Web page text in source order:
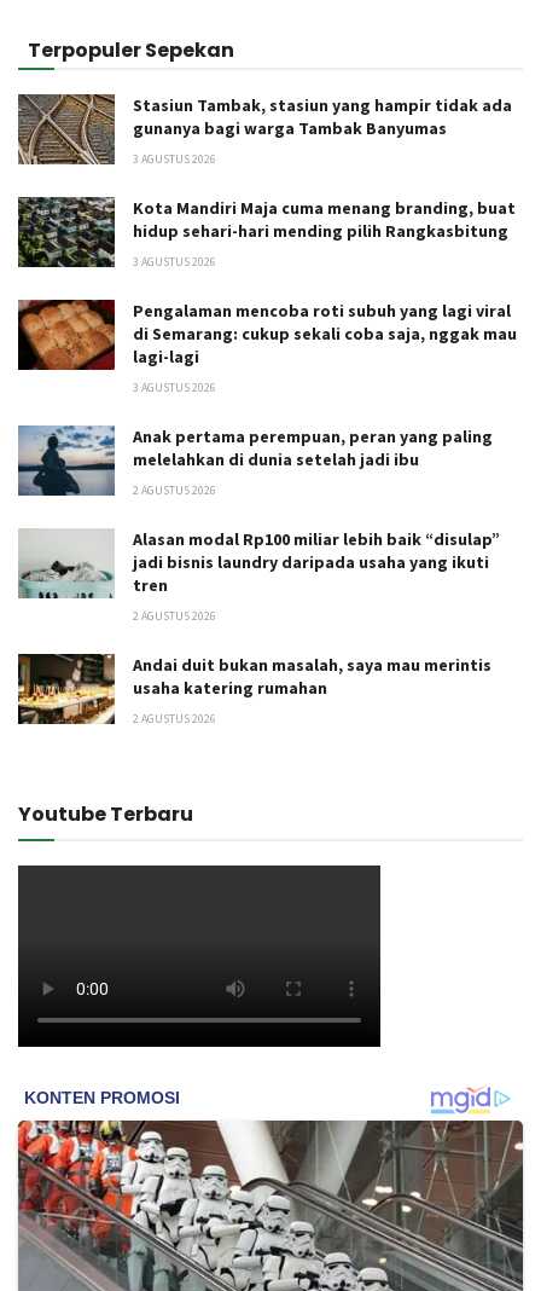
Terpopuler Sepekan
Stasiun Tambak, stasiun yang hampir tidak ada
gunanya bagi warga Tambak Banyumas
3 AGUSTUS 2026
Kota Mandiri Maja cuma menang branding, buat
hidup sehari-hari mending pilih Rangkasbitung
3 AGUSTUS 2026
Pengalaman mencoba roti subuh yang lagi viral
di Semarang: cukup sekali coba saja, nggak mau
lagi-lagi
3 AGUSTUS 2026
Anak pertama perempuan, peran yang paling
melelahkan di dunia setelah jadi ibu
2 AGUSTUS 2026
Alasan modal Rp100 miliar lebih baik “disulap”
jadi bisnis laundry daripada usaha yang ikuti
tren
2 AGUSTUS 2026
Andai duit bukan masalah, saya mau merintis
usaha katering rumahan
2 AGUSTUS 2026
Youtube Terbaru